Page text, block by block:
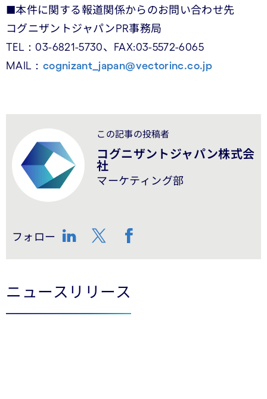
■本件に関する報道関係からのお問い合わせ先
コグニザントジャパンPR事務局
TEL：03-6821-5730、FAX:03-5572-6065
MAIL： cognizant_japan@vectorinc.co.jp
この記事の投稿者
コグニザントジャパン株式会
社
マーケティング部
フォロー
ニュースリリース